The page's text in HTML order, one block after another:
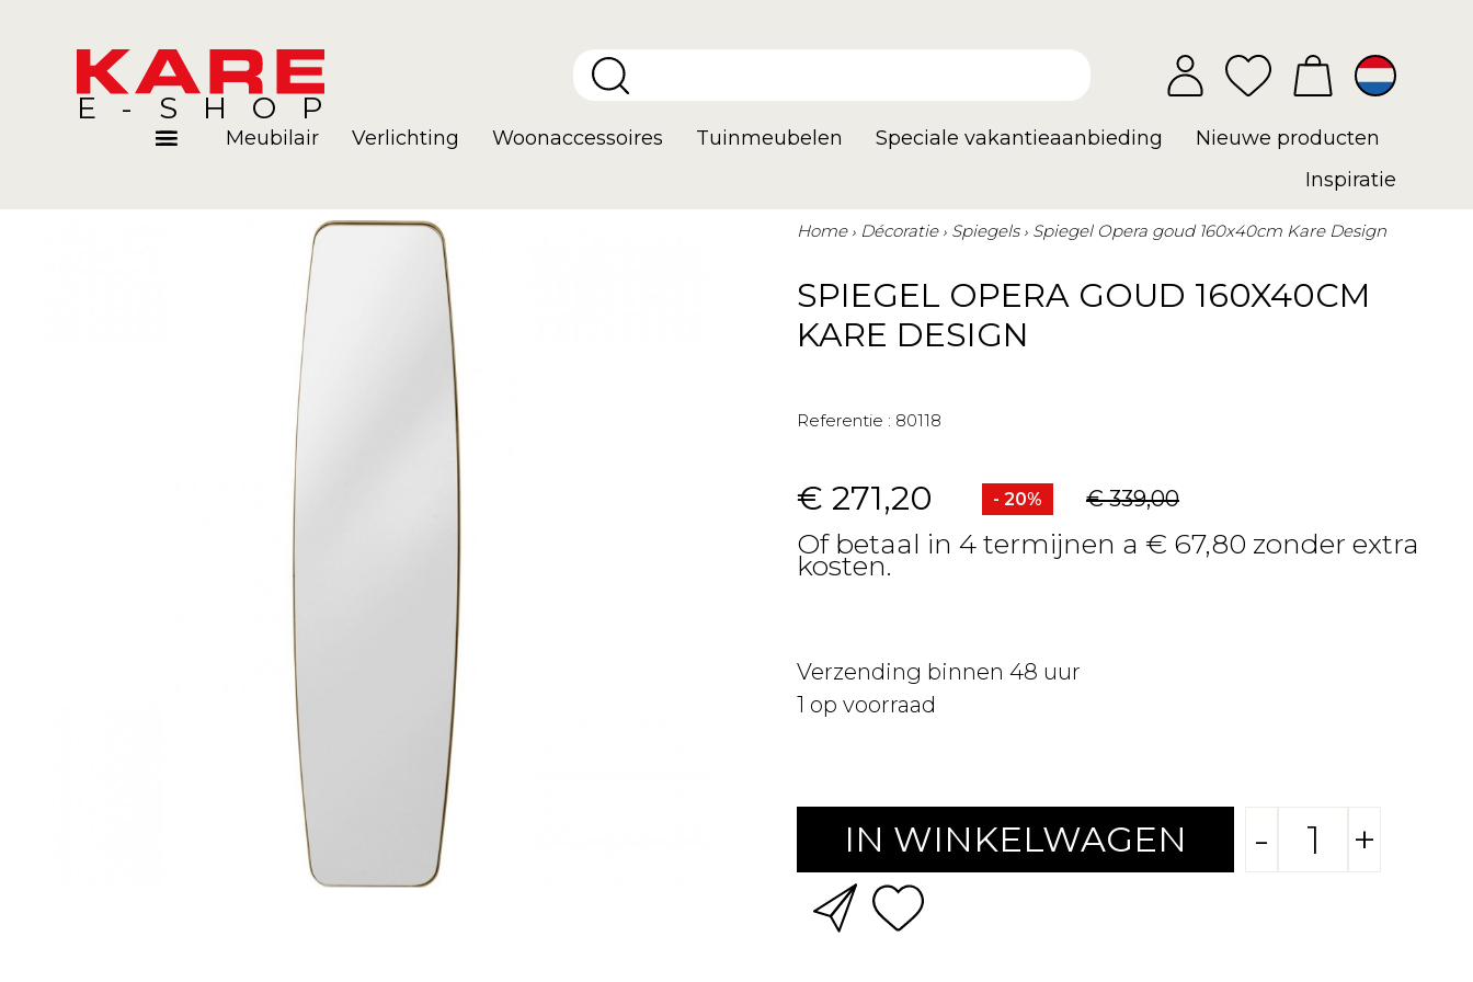
E-SHOP
Meubilair Verlichting Woonaccessoires Tuinmeubelen Speciale vakantieaanbieding
Nieuwe producten
Inspiratie
Home Décoratie Spiegels Spiegel Opera goud 160x40cm Kare Design
SPIEGEL OPERA GOUD 160X40CM
KARE DESIGN
Referentie : 80118
€ 271,20 - 20% € 339,00
Of betaal in 4 termijnen a € 67,80 zonder extra
kosten.
Verzending binnen 48 uur
1 op voorraad
IN WINKELWAGEN - +